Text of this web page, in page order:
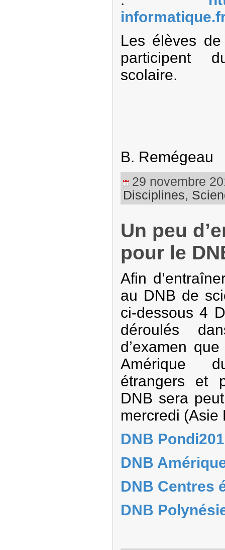
Les élèves
participent
scolaire.
B. Remégeau
29 novembre
Disciplines,
Un peu
pour le
Afin
au DNB de
ci-dessous 4
déroulés
d’examen
Amérique
étrangers et
DNB sera
mercredi (Asie
DNB
DNB
DNB Centres
DNB